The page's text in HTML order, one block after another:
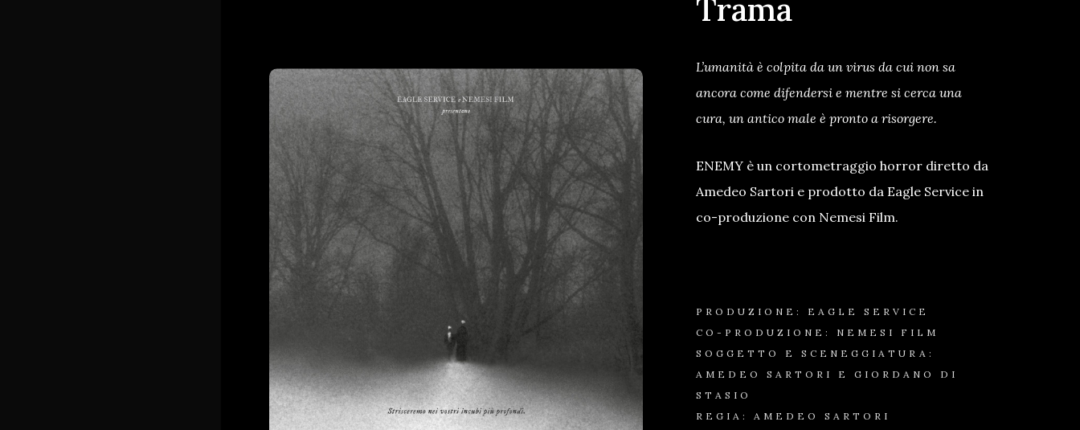
Trama
L’umanità è colpita da un virus da cui non sa
ancora come difendersi e mentre si cerca una
cura, un antico male è pronto a risorgere.
ENEMY è un cortometraggio horror diretto da
Amedeo Sartori e prodotto da Eagle Service in
co-produzione con Nemesi Film.
PRODUZIONE: EAGLE SERVICE
CO-PRODUZIONE: NEMESI FILM
SOGGETTO E SCENEGGIATURA:
AMEDEO SARTORI E GIORDANO DI
STASIO
REGIA: AMEDEO SARTORI